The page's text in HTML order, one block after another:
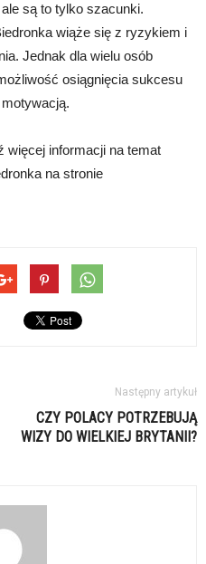
są to tylko szacunki.
wiąże się z ryzykiem i
Jednak dla wielu osób
osiągnięcia sukcesu
więcej informacji na temat
na stronie
Następny artykuł
CZY POLACY POTRZEBUJĄ
WIZY DO WIELKIEJ BRYTANII?